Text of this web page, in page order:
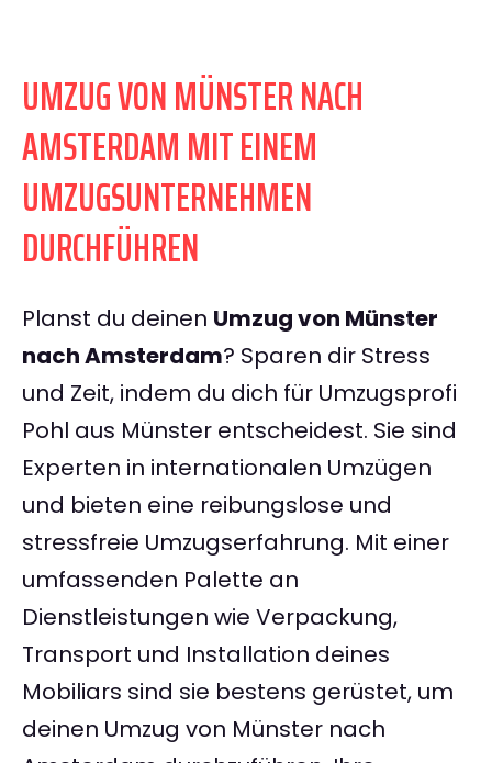
UMZUG VON MÜNSTER NACH
AMSTERDAM MIT EINEM
UMZUGSUNTERNEHMEN
DURCHFÜHREN
Planst du deinen Umzug von Münster
nach Amsterdam? Sparen dir Stress
und Zeit, indem du dich für Umzugsprofi
Pohl aus Münster entscheidest. Sie sind
Experten in internationalen Umzügen
und bieten eine reibungslose und
stressfreie Umzugserfahrung. Mit einer
umfassenden Palette an
Dienstleistungen wie Verpackung,
Transport und Installation deines
Mobiliars sind sie bestens gerüstet, um
deinen Umzug von Münster nach